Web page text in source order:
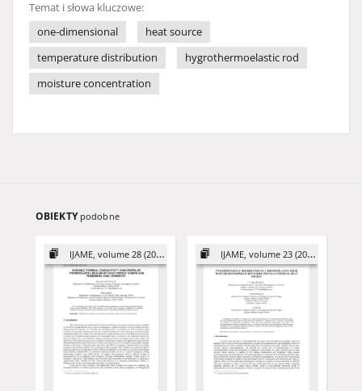
Temat i słowa kluczowe:
one-dimensional
heat source
temperature distribution
hygrothermoelastic rod
moisture concentration
OBIEKTY podobne
IJAME, volume 28 (2023) IJAME, volume 23 (2018)